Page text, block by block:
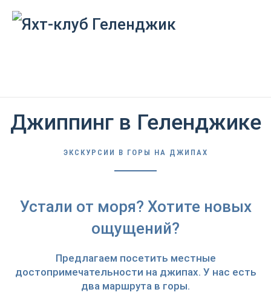
Джиппинг в Геленджике
ЭКСКУРСИИ В ГОРЫ НА ДЖИПАХ
Устали от моря? Хотите новых
ощущений?
Предлагаем посетить местные
достопримечательности на джипах. У нас есть
два маршрута в горы.